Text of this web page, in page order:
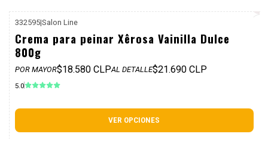
332595|Salon Line
Crema para peinar Xêrosa Vainilla Dulce
800g
POR MAYOR$18.580 CLPAL DETALLE$21.690 CLP
5.0
VER OPCIONES